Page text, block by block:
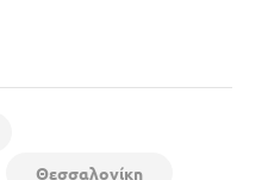
Θεσσαλονίκη